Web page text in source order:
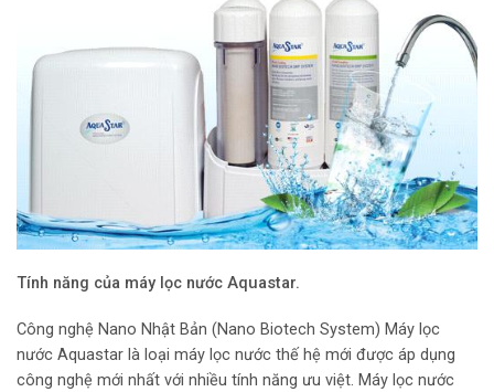
Tính năng của máy lọc nước Aquastar.
Công nghệ Nano Nhật Bản (Nano Biotech System) Máy lọc
nước Aquastar là loại máy lọc nước thế hệ mới được áp dụng
công nghệ mới nhất với nhiều tính năng ưu việt. Máy lọc nước